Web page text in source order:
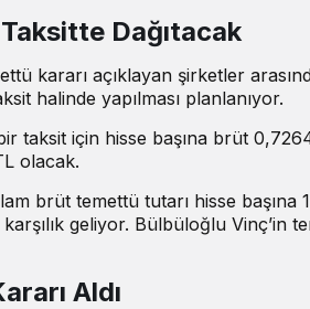
Dağıtacak
kararı açıklayan şirketler
halinde yapılması planlanıyor.
taksit için hisse başına brüt
olacak.
brüt temettü tutarı hisse başına
geliyor. Bülbüloğlu Vinç’in
Aldı